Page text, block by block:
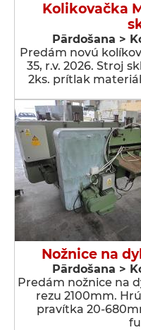
Kolikovačka
Pārdošana >
Predám novú
35, r.v. 2026. Stroj
2ks. prítlak
Nožnice na
Pārdošana >
Predám nožnice na
rezu 2100mm.
pravítka 20-